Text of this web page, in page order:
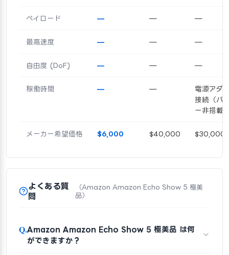
ペイロード — — —
最高速度 — — —
自由度 (DoF) — — —
稼働時間 — —
電源アダ
接続（バ
ー非搭載
メーカー希望価格 $6,000 $40,000 $30,000
よくある質
問
（Amazon Amazon Echo Show 5 極美
品）
Q.Amazon Amazon Echo Show 5 極美品 は何
ができますか？